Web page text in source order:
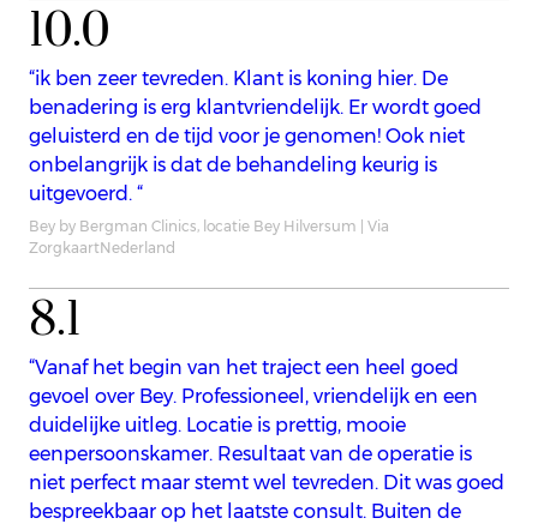
10.0
“ik ben zeer tevreden. Klant is koning hier. De
benadering is erg klantvriendelijk. Er wordt goed
geluisterd en de tijd voor je genomen! Ook niet
onbelangrijk is dat de behandeling keurig is
uitgevoerd. “
Bey by Bergman Clinics, locatie Bey Hilversum | Via
ZorgkaartNederland
8.1
“Vanaf het begin van het traject een heel goed
gevoel over Bey. Professioneel, vriendelijk en een
duidelijke uitleg. Locatie is prettig, mooie
eenpersoonskamer. Resultaat van de operatie is
niet perfect maar stemt wel tevreden. Dit was goed
bespreekbaar op het laatste consult. Buiten de